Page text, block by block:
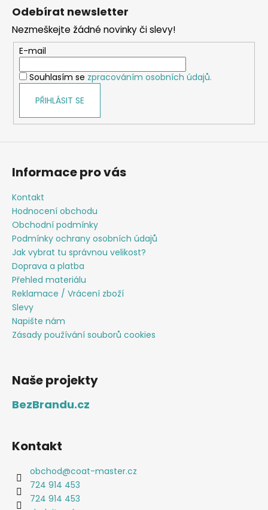
a
c
í
p
r
y
Odebírat newsletter
Nezmeškejte žádné novinky či slevy!
E-mail
Souhlasím se zpracováním osobních údajů.
PŘIHLÁSIT SE
Informace pro vás
Kontakt
Hodnocení obchodu
Obchodní podmínky
Podmínky ochrany osobních údajů
Jak vybrat tu správnou velikost?
Doprava a platba
Přehled materiálu
Reklamace / Vrácení zboží
Slevy
Napište nám
Zásady používání souborů cookies
Naše projekty
BezBrandu.cz
Kontakt
obchod@coat-master.cz
724 914 453
724 914 453